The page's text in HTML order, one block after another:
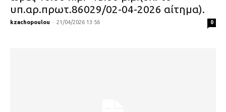
υπ.αρ.πρωτ.86029/02-04-2026 αίτημα).
kzachopoulou - 21/04/2026 13:56 0